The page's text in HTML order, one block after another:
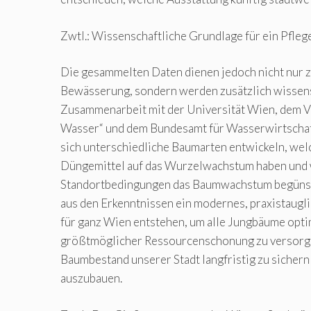
Zwtl.: Wissenschaftliche Grundlage für ein
Die gesammelten Daten dienen jedoch nicht nur
Bewässerung, sondern werden zusätzlich
Zusammenarbeit mit der Universität Wien, dem
Wasser“ und dem Bundesamt für
sich unterschiedliche Baumarten entwickeln,
Düngemittel auf das Wurzelwachstum haben
Standortbedingungen das Baumwachstum
aus den Erkenntnissen ein modernes,
für ganz Wien entstehen, um alle Jungbäume
größtmöglicher Ressourcenschonung zu
Baumbestand unserer Stadt langfristig zu
auszubauen.